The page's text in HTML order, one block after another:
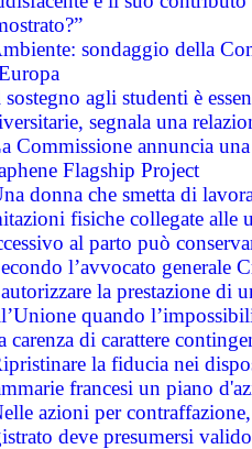
sondaggio della
sostegno agli studenti è
segnala una
Commissione annuncia
Flagship Project
donna che smetta di
fisiche collegate alle
al parto può
l’avvocato
la prestazione di
quando
carenza di carattere
la fiducia nei
francesi un piano
azioni per
deve presumersi